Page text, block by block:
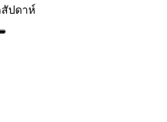
ปดาห์